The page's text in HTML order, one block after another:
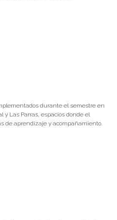
durante el semestre en
y Las Parras, espacios donde el
de aprendizaje y acompañamiento.